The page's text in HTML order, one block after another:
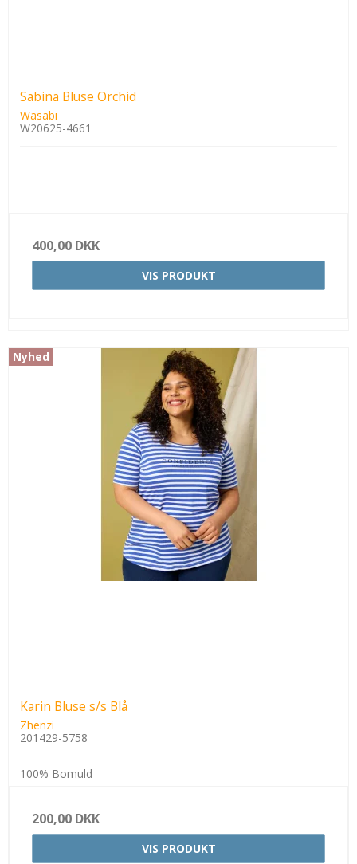
Sabina Bluse Orchid
Wasabi
W20625-4661
400,00 DKK
VIS PRODUKT
Nyhed
Karin Bluse s/s Blå
Zhenzi
201429-5758
100% Bomuld
200,00 DKK
VIS PRODUKT